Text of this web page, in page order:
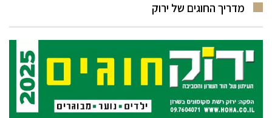
מדריך החוגים של ירוק